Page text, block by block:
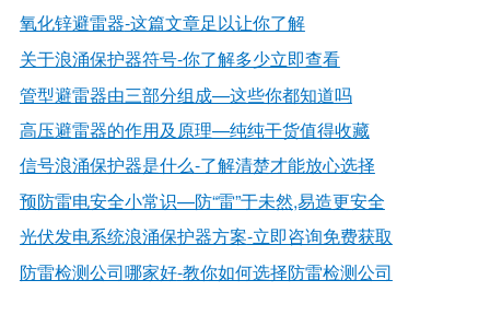
氧化锌避雷器-这篇文章足以让你了解
关于浪涌保护器符号-你了解多少立即查看
管型避雷器由三部分组成—这些你都知道吗
高压避雷器的作用及原理—纯纯干货值得收藏
信号浪涌保护器是什么-了解清楚才能放心选择
预防雷电安全小常识—防“雷”于未然,易造更安全
光伏发电系统浪涌保护器方案-立即咨询免费获取
防雷检测公司哪家好-教你如何选择防雷检测公司